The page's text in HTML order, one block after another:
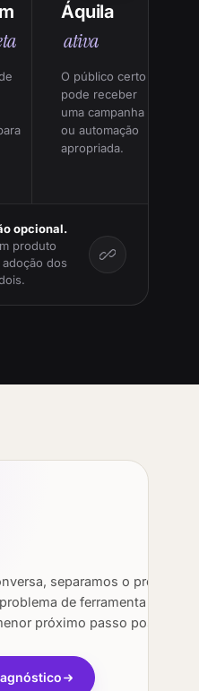
Áquila
ativa
O público certo
pode receber
uma campanha
ou automação
apropriada.
opcional.
produto
dos
separamos o problema
de ferramenta e
próximo passo possível.